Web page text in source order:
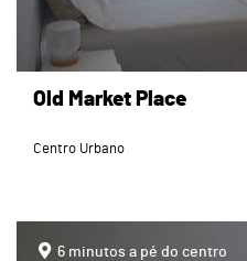
Old Market Place
Centro Urbano
6 minutos a pé do centro